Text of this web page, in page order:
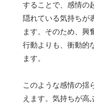
することで、感情の
隠れている気持ちが
ます。そのため、興
行動よりも、衝動的
ます。
このような感情の揺
えます。気持ちが高